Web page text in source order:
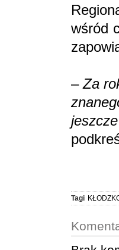
wśród
–Za
Tagi